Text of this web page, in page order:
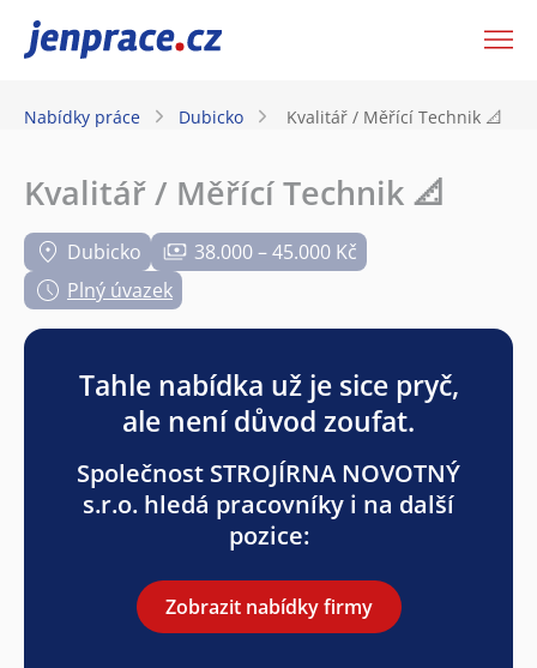
JenPráce.cz
Nabídky práce Dubicko Kvalitář / Měřící Technik 📐
Kvalitář / Měřící Technik 📐
Dubicko
38.000 – 45.000 Kč
Plný úvazek
Tahle nabídka už je sice pryč,
ale není důvod zoufat.
Společnost STROJÍRNA NOVOTNÝ
s.r.o. hledá pracovníky i na další
pozice:
Zobrazit nabídky firmy